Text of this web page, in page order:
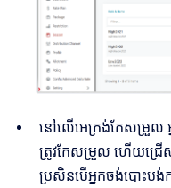
នៅលើអេក្រង់កែសម្រួល
ត្រូវកែសម្រួល ហើយជ្រើ
ប្រសិនបើអ្នកចង់បោះប